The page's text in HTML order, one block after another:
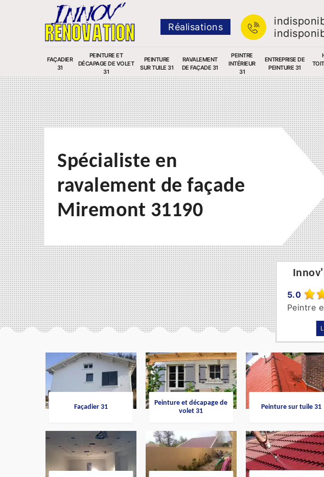
Réalisations
FAÇADIER
31
PEINTURE ET
DÉCAPAGE DE VOLET
31
PEINTURE
SUR TUILE 31
RAVALEMENT
DE FAÇADE 31
PEINTRE
INTÉRIEUR
31
ENTREPRISE DE
PEINTURE 31
5.0
Peintre
Spécialiste en
ravalement de façade
Miremont 31190
Façadier 31
Peinture et décapage de
volet 31
Peinture sur tuile 31